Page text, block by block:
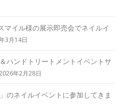
マイル様の展示即売会でネイルイ
3月14日
ハンドトリートメントイベントサ
年2月28日
のネイルイベントに参加してきま